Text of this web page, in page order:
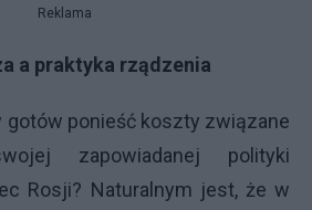
Reklama
a praktyka rządzenia
gotów ponieść koszty związane
zapowiadanej polityki
Rosji? Naturalnym jest, że w